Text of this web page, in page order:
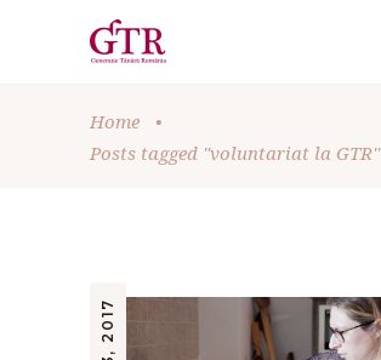
Home
•
Posts tagged "voluntariat la GTR"